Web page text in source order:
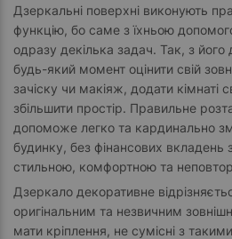
Дзеркальні поверхні виконують
функцію, бо саме з їхньою
одразу декілька задач. Так, з
будь-який момент оцінити свій
зачіску чи макіяж, додати кімнаті
збільшити простір. Правильне
допоможе легко та кардинально
будинку, без фінансових вкладень
стильною, комфортною та
Дзеркало декоративне
оригінальним та незвичним
мати кріплення, не сумісні з